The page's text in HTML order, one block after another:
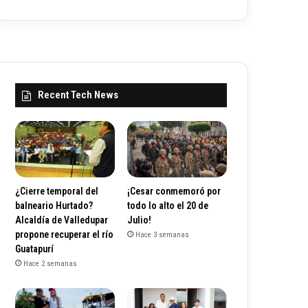
Recent Tech News
¿Cierre temporal del
balneario Hurtado?
Alcaldía de Valledupar
propone recuperar el río
Guatapurí
Hace 2 semanas
¡Cesar conmemoró por
todo lo alto el 20 de
Julio!
Hace 3 semanas